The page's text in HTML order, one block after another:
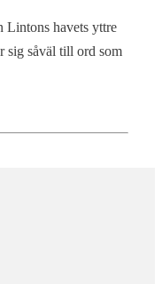
Lintons havets yttre
sig såväl till ord som